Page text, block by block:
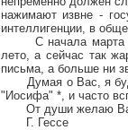
нажимают извне -
интеллигенции, в
С начала марта у
лето, а сейчас так
письма, а больше ни
Думая о Вас, я буду
"Иосифа" *, и часто
От души желаю Вам
Г. Гессе